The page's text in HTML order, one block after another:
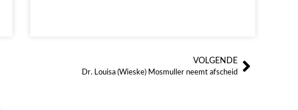
VOLGENDE
Dr. Louisa (Wieske) Mosmuller neemt afscheid